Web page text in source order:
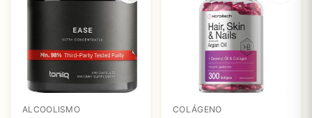
ALCOOLISMO COLÁGENO